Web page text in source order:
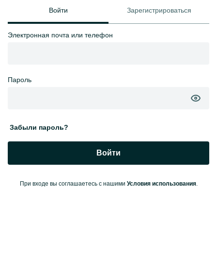
Войти Зарегистрироваться
Электронная почта или телефон
Пароль
Забыли пароль?
Войти
При входе вы соглашаетесь с нашими Условия использования.